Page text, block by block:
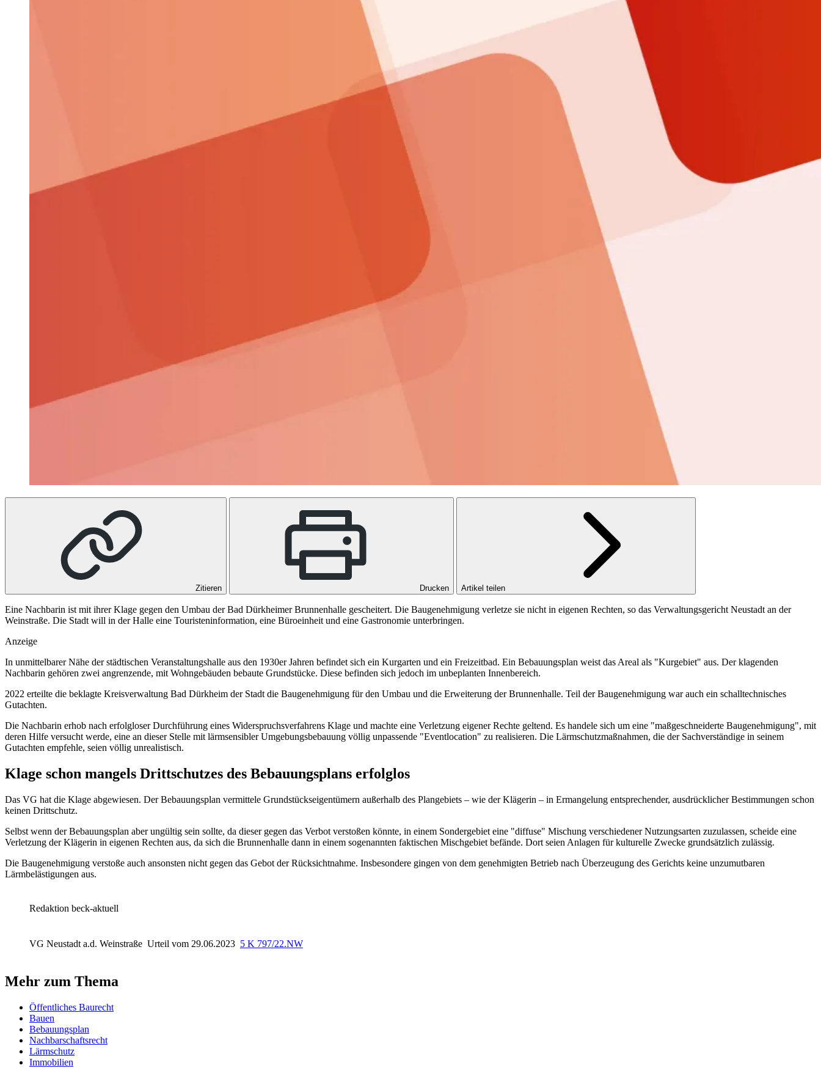
Zitieren Drucken Artikel teilen
Eine Nachbarin ist mit ihrer Klage gegen den Umbau der Bad Dürkheimer Brunnenhalle gescheitert. Die Baugenehmigung verletze sie nicht in eigenen Rechten, so das Verwaltungsgericht Neustadt an der
Weinstraße. Die Stadt will in der Halle eine Touristeninformation, eine Büroeinheit und eine Gastronomie unterbringen.
Anzeige
In unmittelbarer Nähe der städtischen Veranstaltungshalle aus den 1930er Jahren befindet sich ein Kurgarten und ein Freizeitbad. Ein Bebauungsplan weist das Areal als "Kurgebiet" aus. Der klagenden
Nachbarin gehören zwei angrenzende, mit Wohngebäuden bebaute Grundstücke. Diese befinden sich jedoch im unbeplanten Innenbereich.
2022 erteilte die beklagte Kreisverwaltung Bad Dürkheim der Stadt die Baugenehmigung für den Umbau und die Erweiterung der Brunnenhalle. Teil der Baugenehmigung war auch ein schalltechnisches
Gutachten.
Die Nachbarin erhob nach erfolgloser Durchführung eines Widerspruchsverfahrens Klage und machte eine Verletzung eigener Rechte geltend. Es handele sich um eine "maßgeschneiderte Baugenehmigung", mit
deren Hilfe versucht werde, eine an dieser Stelle mit lärmsensibler Umgebungsbebauung völlig unpassende "Eventlocation" zu realisieren. Die Lärmschutzmaßnahmen, die der Sachverständige in seinem
Gutachten empfehle, seien völlig unrealistisch.
Klage schon mangels Drittschutzes des Bebauungsplans erfolglos
Das VG hat die Klage abgewiesen. Der Bebauungsplan vermittele Grundstückseigentümern außerhalb des Plangebiets – wie der Klägerin – in Ermangelung entsprechender, ausdrücklicher Bestimmungen schon
keinen Drittschutz.
Selbst wenn der Bebauungsplan aber ungültig sein sollte, da dieser gegen das Verbot verstoßen könnte, in einem Sondergebiet eine "diffuse" Mischung verschiedener Nutzungsarten zuzulassen, scheide eine
Verletzung der Klägerin in eigenen Rechten aus, da sich die Brunnenhalle dann in einem sogenannten faktischen Mischgebiet befände. Dort seien Anlagen für kulturelle Zwecke grundsätzlich zulässig.
Die Baugenehmigung verstoße auch ansonsten nicht gegen das Gebot der Rücksichtnahme. Insbesondere gingen von dem genehmigten Betrieb nach Überzeugung des Gerichts keine unzumutbaren
Lärmbelästigungen aus.
Redaktion beck-aktuell
VG Neustadt a.d. Weinstraße Urteil vom 29.06.2023 5 K 797/22.NW
Mehr zum Thema
Öffentliches Baurecht
Bauen
Bebauungsplan
Nachbarschaftsrecht
Lärmschutz
Immobilien